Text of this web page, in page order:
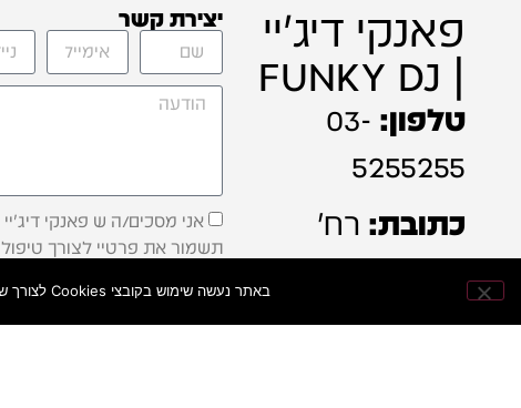
פאנקי דיג'יי
| FUNKY DJ
טלפון: 03-
5255255
כתובת: רח'
מקווה ישראל 6
תל אביב
יצירת קשר
אני מסכים/ה ש פאנקי דיג'יי
תשמור את פרטיי לצורך טיפול
עדכונים ותוכן שיווקי בהתאם
למדיניות הפרטיות .
באתר נעשה שימוש בקובצי Cookies לצורך שיפור חוויית הגלישה, התאמת התוכן וניתוח ביצועי האתר — כדי להעניק לכם חוויית קנייה מהירה ונוחה יותר.